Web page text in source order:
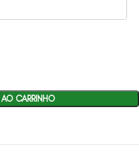
CARRINHO